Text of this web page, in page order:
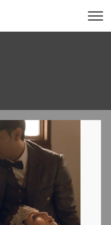
US
合わせはこちら